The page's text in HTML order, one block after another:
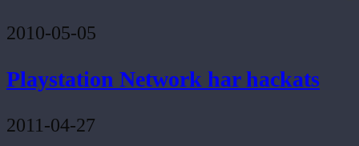
2010-05-05
Playstation Network har hackats
2011-04-27